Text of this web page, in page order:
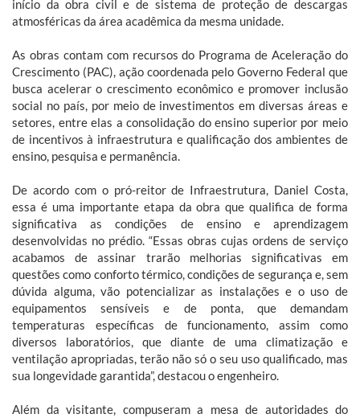
início da obra civil e de sistema de proteção de descargas
atmosféricas da área acadêmica da mesma unidade.
As obras contam com recursos do Programa de Aceleração do
Crescimento (PAC), ação coordenada pelo Governo Federal que
busca acelerar o crescimento econômico e promover inclusão
social no país, por meio de investimentos em diversas áreas e
setores, entre elas a consolidação do ensino superior por meio
de incentivos à infraestrutura e qualificação dos ambientes de
ensino, pesquisa e permanência.
De acordo com o pró-reitor de Infraestrutura, Daniel Costa,
essa é uma importante etapa da obra que qualifica de forma
significativa as condições de ensino e aprendizagem
desenvolvidas no prédio. “Essas obras cujas ordens de serviço
acabamos de assinar trarão melhorias significativas em
questões como conforto térmico, condições de segurança e, sem
dúvida alguma, vão potencializar as instalações e o uso de
equipamentos sensíveis e de ponta, que demandam
temperaturas específicas de funcionamento, assim como
diversos laboratórios, que diante de uma climatização e
ventilação apropriadas, terão não só o seu uso qualificado, mas
sua longevidade garantida”, destacou o engenheiro.
Além da visitante, compuseram a mesa de autoridades do